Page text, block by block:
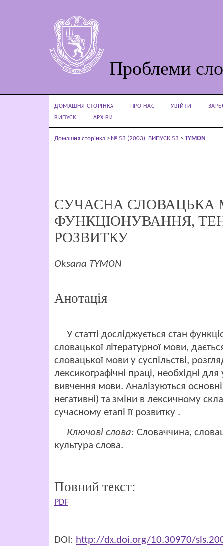
Проблеми
ДОМАШНЯ СТОРІНКА ПРО НАС УВІЙТИ
ВИПУСК
АРХІВИ
Домашня сторінка > № 53 (2003): ВИПУСК 53 > TYMON
СУЧАСНА СЛОВАЦЬКА
ФУНКЦІОНУВАННЯ,
РОЗВИТКУ
Oksana TYMON
Анотація
У статті досліджується стан
словацької літературної мови,
словацької мови у суспільстві,
лексикографічні праці, необхідні
вивчення мови. Аналізуються основні
негативні) та зміни в лексичному
сучасному етапі її розвитку .
Ключові слова: Словаччина,
культура слова.
Повний текст:
PDF
DOI: http://dx.doi.org/10.30970/